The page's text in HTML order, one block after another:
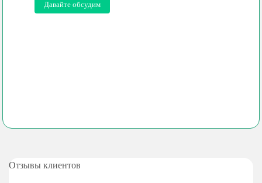
Давайте обсудим
Отзывы клиентов